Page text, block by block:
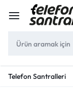
Telefon Santralleri